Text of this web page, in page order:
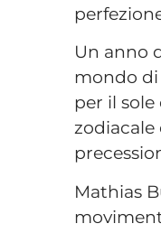
Un anno
mondo
per il
Mathias